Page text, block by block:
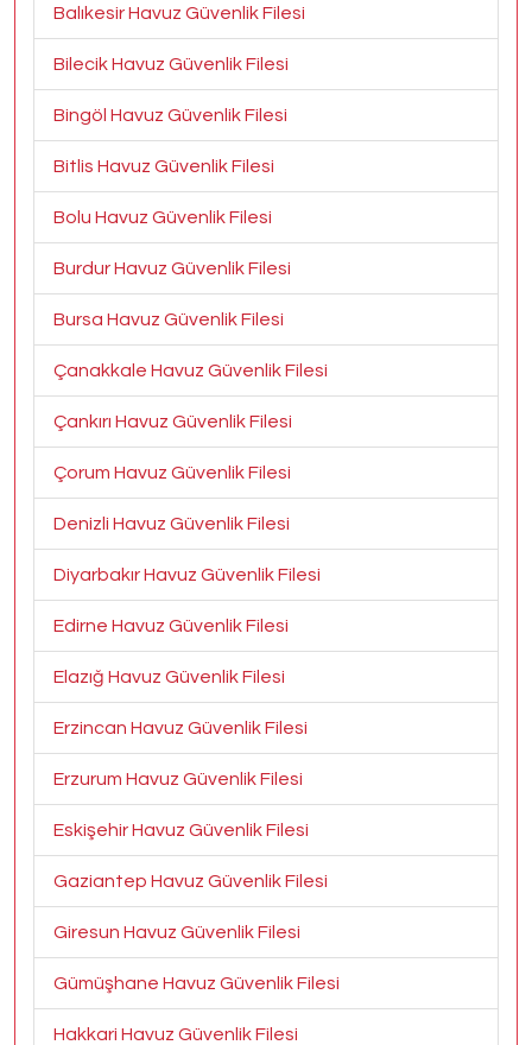
Balıkesir Havuz Güvenlik Filesi
Bilecik Havuz Güvenlik Filesi
Bingöl Havuz Güvenlik Filesi
Bitlis Havuz Güvenlik Filesi
Bolu Havuz Güvenlik Filesi
Burdur Havuz Güvenlik Filesi
Bursa Havuz Güvenlik Filesi
Çanakkale Havuz Güvenlik Filesi
Çankırı Havuz Güvenlik Filesi
Çorum Havuz Güvenlik Filesi
Denizli Havuz Güvenlik Filesi
Diyarbakır Havuz Güvenlik Filesi
Edirne Havuz Güvenlik Filesi
Elazığ Havuz Güvenlik Filesi
Erzincan Havuz Güvenlik Filesi
Erzurum Havuz Güvenlik Filesi
Eskişehir Havuz Güvenlik Filesi
Gaziantep Havuz Güvenlik Filesi
Giresun Havuz Güvenlik Filesi
Gümüşhane Havuz Güvenlik Filesi
Hakkari Havuz Güvenlik Filesi